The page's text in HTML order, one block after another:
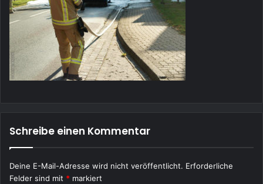
Schreibe einen Kommentar
Deine E-Mail-Adresse wird nicht veröffentlicht. Erforderliche
Felder sind mit * markiert